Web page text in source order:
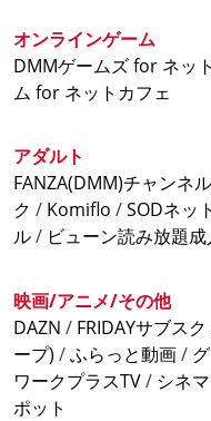
※ナイトパックは18時～
『週末料金』
金曜祝前日の18時から適
オンラインゲーム
DMMゲームズ for ネッ
ム for ネットカフェ
アダルト
FANZA(DMM)チャンネル
ク / Komiflo /SODネッ
ル/ ビューン読み放題
映画/アニメ/その他
DAZN / FRIDAYサブスク
ープ) /ふらっと動画/
ワークプラスTV/ シネ
ポット